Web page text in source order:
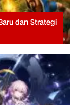
dan Strategi